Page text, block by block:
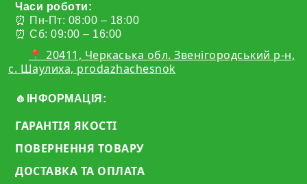
Часи роботи:
⏰ Пн-Пт: 08:00 – 18:00
⏰ Сб: 09:00 – 16:00
📍 20411, Черкаська обл. Звенігородський р-н,
с. Шаулиха, prodazhachesnok
🧄ІНФОРМАЦІЯ:
ГАРАНТІЯ ЯКОСТІ
ПОВЕРНЕННЯ ТОВАРУ
ДОСТАВКА ТА ОПЛАТА